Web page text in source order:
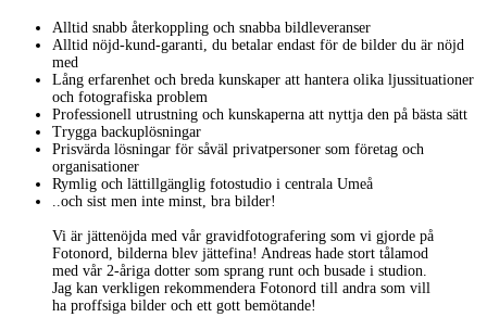
Alltid snabb återkoppling och snabba bildleveranser
Alltid nöjd-kund-garanti, du betalar endast för de bilder du är nöjd
med
Lång erfarenhet och breda kunskaper att hantera olika ljussituationer
och fotografiska problem
Professionell utrustning och kunskaperna att nyttja den på bästa sätt
Trygga backuplösningar
Prisvärda lösningar för såväl privatpersoner som företag och
organisationer
Rymlig och lättillgänglig fotostudio i centrala Umeå
..och sist men inte minst, bra bilder!
Vi är jättenöjda med vår gravidfotografering som vi gjorde på
Fotonord, bilderna blev jättefina! Andreas hade stort tålamod
med vår 2-åriga dotter som sprang runt och busade i studion.
Jag kan verkligen rekommendera Fotonord till andra som vill
ha proffsiga bilder och ett gott bemötande!